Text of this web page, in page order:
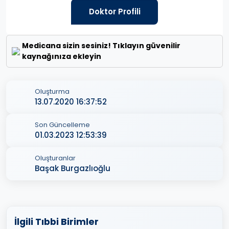
Doktor Profili
Medicana sizin sesiniz! Tıklayın güvenilir
kaynağınıza ekleyin
Oluşturma
13.07.2020 16:37:52
Son Güncelleme
01.03.2023 12:53:39
Oluşturanlar
Başak Burgazlıoğlu
İlgili Tıbbi Birimler